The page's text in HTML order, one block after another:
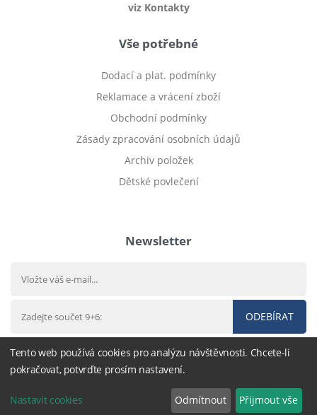
viz Kontakty
Vše potřebné
Dodací a plat. podmínky
Reklamace a vrácení zboží
Obchodní podmínky
Zásady zpracování osobních údajů
Archiv položek
Dětské povlečení
Newsletter
ODEBÍRAT
© 2016 - 2026 DárekHned.cz nastavení cookies
Tento web používá cookies pro analýzu návštěvnosti. Chcete-li
pokračovat, potvrďte prosím nastavení.
Nastavit cookies Odmítnout Přijmout vše